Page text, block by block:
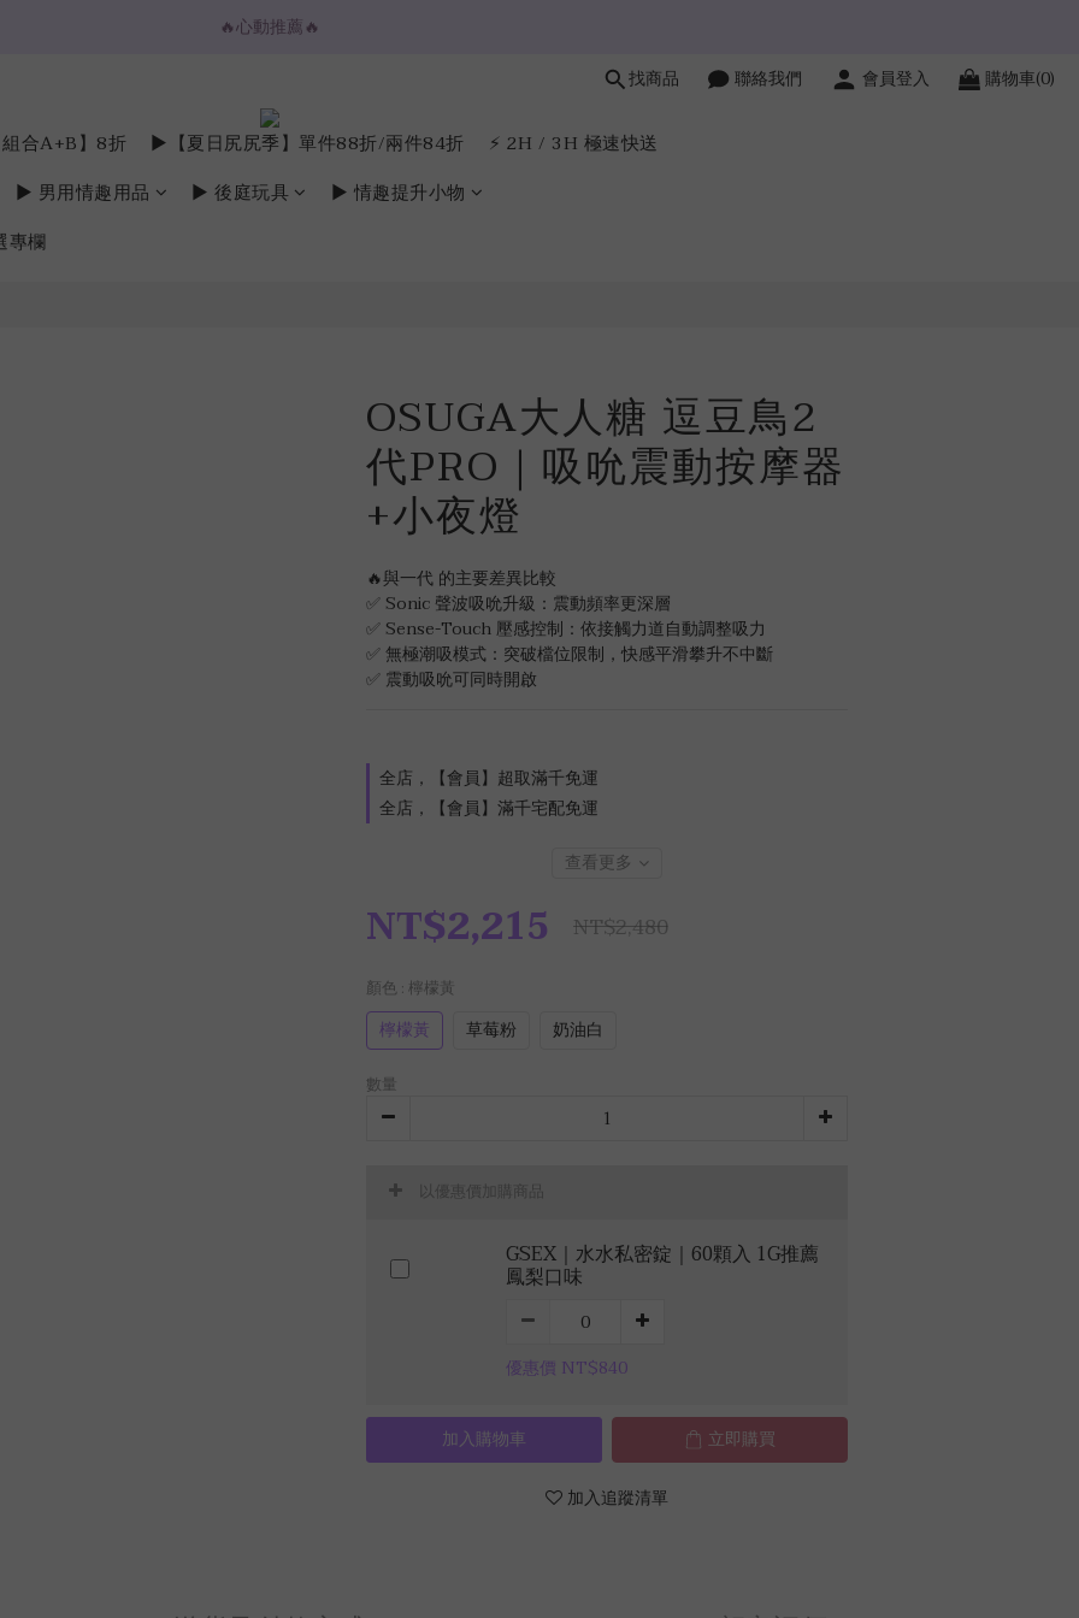
🔥心動推薦🔥
🔥心動推薦🔥
⚡️ 2H / 3H 極速快送專區
🔥心動推薦🔥
找商品 聯絡我們 會員登入 購物車(0)
合A+B】8折 ►【夏日尻尻季】單件88折/兩件84折
⚡️ 2H / 3H 極速快送
► 男用情趣用品
► 後庭玩具
► 情趣提升小物
專欄
OSUGA大人糖 逗豆鳥2
代PRO｜吸吮震動按摩器
+小夜燈
🔥與一代 的主要差異比較
✅ Sonic 聲波吸吮升級：震動頻率更深層
✅ Sense-Touch 壓感控制：依接觸力道自動調整吸力
✅ 無極潮吸模式：突破檔位限制，快感平滑攀升不中斷
✅ 震動吸吮可同時開啟
全店，【會員】超取滿千免運
全店，【會員】滿千宅配免運
查看更多
NT$2,215 NT$2,480
顏色 : 檸檬黃
檸檬黃 草莓粉 奶油白
數量
以優惠價加購商品
GSEX｜水水私密錠｜60顆入 1G推薦
鳳梨口味
優惠價 NT$840
加入購物車 立即購買
加入追蹤清單
立即購買